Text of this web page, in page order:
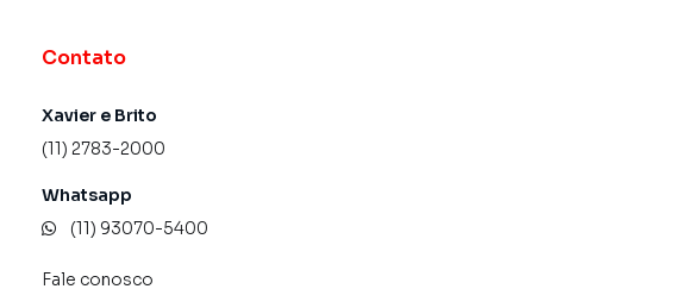
Contato
Xavier e Brito
(11) 2783-2000
Whatsapp
(11) 93070-5400
Fale conosco